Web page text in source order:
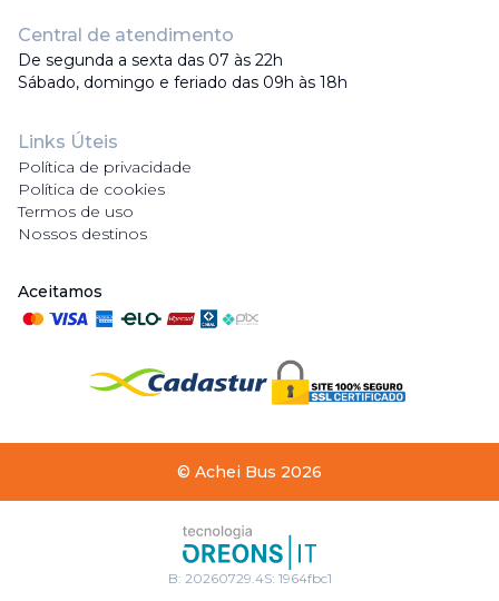
Central de atendimento
De segunda a sexta das 07 às 22h
Sábado, domingo e feriado das 09h às 18h
Links Úteis
Política de privacidade
Política de cookies
Termos de uso
Nossos destinos
Aceitamos
© Achei Bus 2026
B: 20260729.4S: 1964fbc1